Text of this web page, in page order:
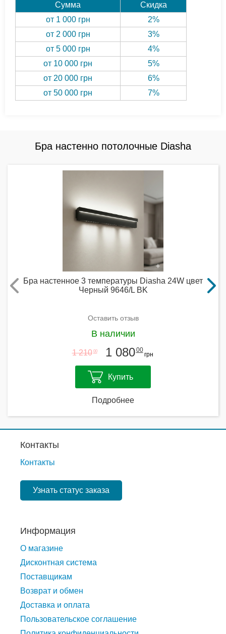
Сумма
Скидка
от 1 000 грн
2%
от 2 000 грн
3%
от 5 000 грн
4%
от 10 000 грн
5%
от 20 000 грн
6%
от 50 000 грн
7%
Бра настенно потолочные Diasha
Бра настенное 3 температуры Diasha 24W цвет
Черный 9646/L BK
Оставить отзыв
В наличии
1 210 00 1 08000
грн
Купить
Подробнее
Контакты
Контакты
Узнать статус заказа
Информация
О магазине
Дисконтная система
Поставщикам
Возврат и обмен
Доставка и оплата
Пользовательское соглашение